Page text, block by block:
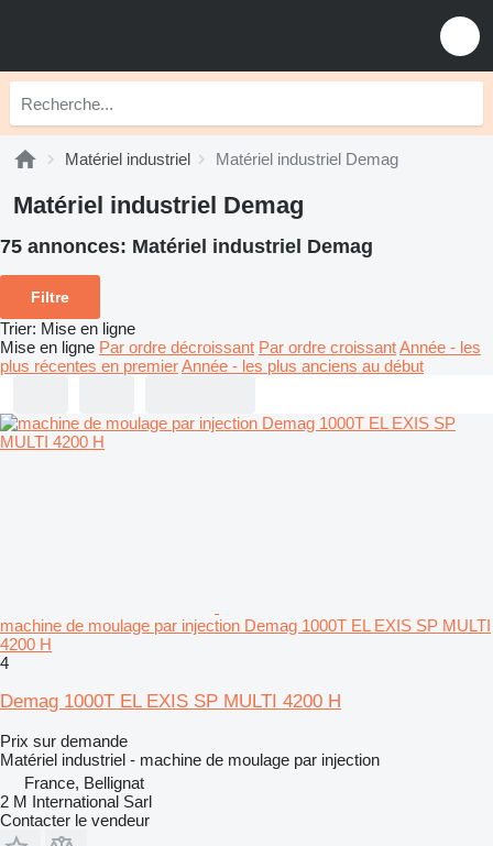
Matériel industriel Matériel industriel Demag
Matériel industriel Demag
75 annonces: Matériel industriel Demag
Filtre
Trier: Mise en ligne
Mise en ligne Par ordre décroissant Par ordre croissantAnnée - les
plus récentes en premierAnnée - les plus anciens au début
machine de moulage par injection Demag 1000T EL EXIS SP MULTI
4200 H
4
Demag 1000T EL EXIS SP MULTI 4200 H
Prix sur demande
Matériel industriel - machine de moulage par injection
France, Bellignat
2 M International Sarl
Contacter le vendeur